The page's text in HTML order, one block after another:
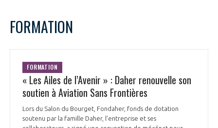
FORMATION
FORMATION
« Les Ailes de l’Avenir » : Daher renouvelle son
soutien à Aviation Sans Frontières
Lors du Salon du Bourget, Fondaher, fonds de dotation
soutenu par la famille Daher, l’entreprise et ses